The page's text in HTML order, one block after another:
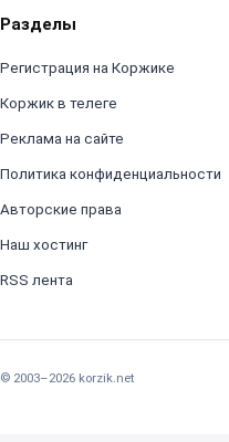
Разделы
Регистрация на Коржике
Коржик в телеге
Реклама на сайте
Политика конфиденциальности
Авторские права
Наш хостинг
RSS лента
© 2003–2026 korzik.net